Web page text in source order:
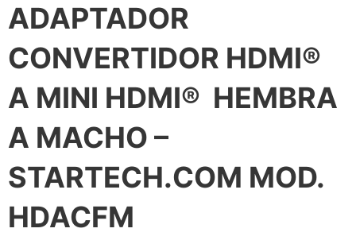
ADAPTADOR
CONVERTIDOR HDMI®
A MINI HDMI®  HEMBRA
A MACHO –
STARTECH.COM MOD.
HDACFM